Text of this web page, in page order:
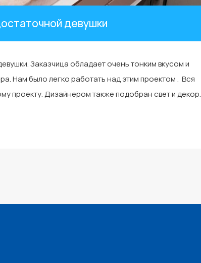
девушки
Заказчица обладает очень тонким вкусом и
Нам было легко работать над этим проектом . Вся
проекту. Дизайнером также подобран свет и декор.